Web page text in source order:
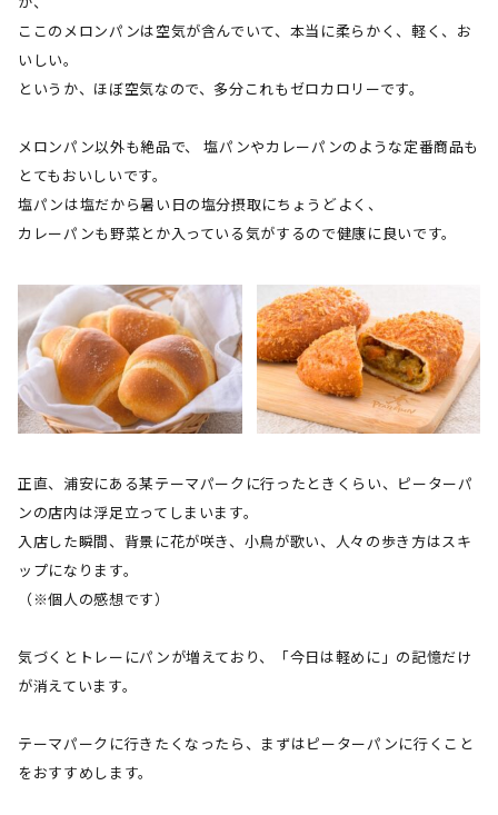
ここのメロンパンは空気が含んでいて、本当に柔らかく、軽く、お
いしい。
というか、ほぼ空気なので、多分これもゼロカロリーです。
メロンパン以外も絶品で、 塩パンやカレーパンのような定番商品も
とてもおいしいです。
塩パンは塩だから暑い日の塩分摂取にちょうどよく、
カレーパンも野菜とか入っている気がするので健康に良いです。
正直、浦安にある某テーマパークに行ったときくらい、ピーターパ
ンの店内は浮足立ってしまいます。
入店した瞬間、背景に花が咲き、小鳥が歌い、人々の歩き方はスキ
ップになります。
（※個人の感想です）
気づくとトレーにパンが増えており、「今日は軽めに」の記憶だけ
が消えています。
テーマパークに行きたくなったら、まずはピーターパンに行くこと
をおすすめします。